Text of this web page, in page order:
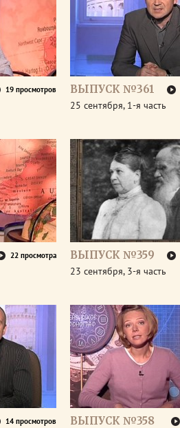
19 просмотров ВЫПУСК №361
25 сентября, 1-я часть
22 просмотра ВЫПУСК №359
23 сентября, 3-я часть
14 просмотров ВЫПУСК №358